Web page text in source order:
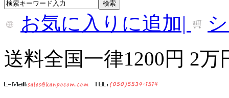
お気に入りに追加|
送料全国一律1200円 2